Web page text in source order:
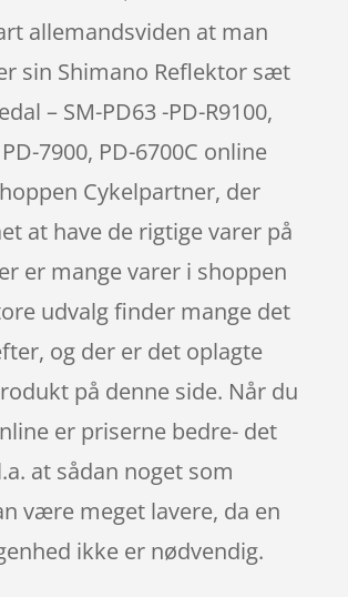
allemandsviden at man
sin Shimano Reflektor sæt
– SM-PD63 -PD-R9100,
7900, PD-6700C online
Cykelpartner, der
at have de rigtige varer på
er mange varer i shoppen
udvalg finder mange det
og der er det oplagte
på denne side. Når du
er priserne bedre- det
at sådan noget som
være meget lavere, da en
ikke er nødvendig.